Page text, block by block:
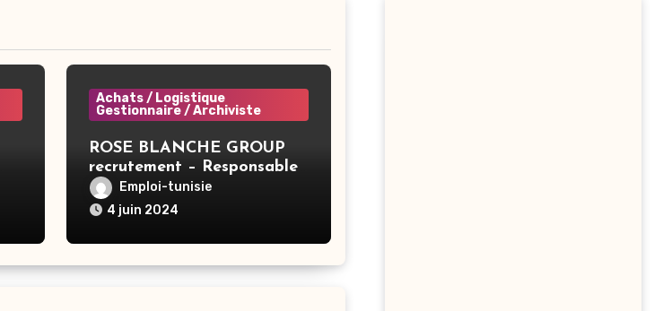
Achats / Logistique
Gestionnaire / Archiviste
ROSE BLANCHE GROUP
recrutement – Responsable
Sécurité Incendie Groupe –
Sousse
Emploi-tunisie
4 juin 2024